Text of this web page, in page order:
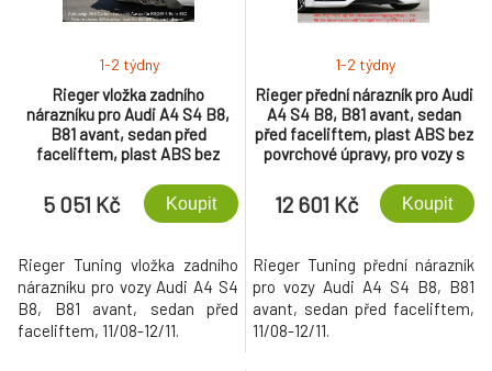
Rieger vložka zadního
nárazníku pro Audi A4 S4 B8,
B81 avant, sedan před
faceliftem, plast ABS bez
orig. dvojité koncovky na obou
stranách
1-2 týdny
5 051 Kč Koupit
Rieger Tuning vložka zadního
nárazníku pro vozy Audi A4 S4
B8, B81 avant, sedan před
faceliftem, 11/08-12/11.
Rieger přední nárazník pro Audi
A4 S4 B8, B81 avant, sedan
před faceliftem, plast ABS bez
povrchové úpravy, pro vozy s
1-2 týdny
12 601 Kč Koupit
Rieger Tuning přední nárazník
pro vozy Audi A4 S4 B8, B81
avant, sedan před faceliftem,
11/08-12/11.